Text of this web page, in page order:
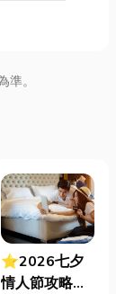
。
⭐2026七夕
情人節攻略！